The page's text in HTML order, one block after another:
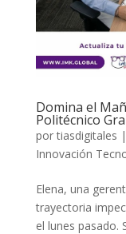
Domina el
Politécnico
portiasdigitales |
Innovación
Elena, una
trayectoria
el lunes pasado.